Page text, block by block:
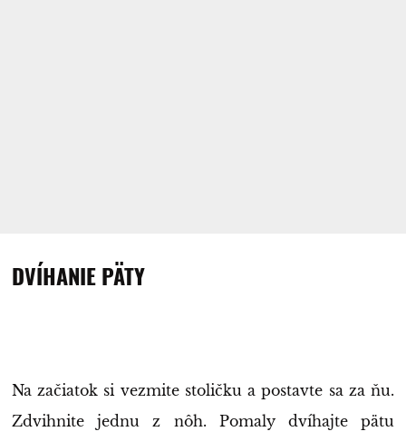
DVÍHANIE PÄTY
Na začiatok si vezmite stoličku a postavte sa za ňu.
Zdvihnite jednu z nôh. Pomaly dvíhajte pätu